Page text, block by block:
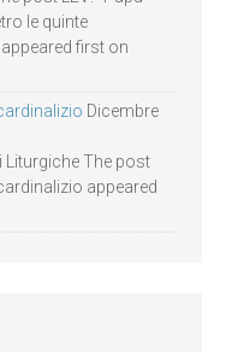
le quinte
first on
Dicembre
Liturgiche The post
appeared